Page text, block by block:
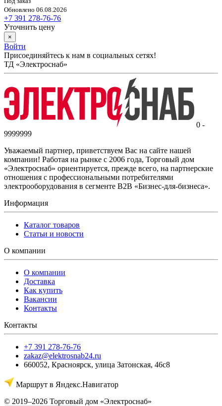
Обновлено 06.08.2026
+7 391 278-76-76
Уточнить цену
×
Войти
Присоединяйтесь к нам в социальных сетях!
ТД «Электроснаб»
0 -
9999999
Уважаемый партнер, приветствуем Вас на сайте нашей
компании! Работая на рынке с 2006 года, Торговый дом
«Электроснаб» ориентируется, прежде всего, на партнерские
отношения с профессиональными потребителями
электрооборудования в сегменте B2B «Бизнес-для-бизнеса».
Информация
Каталог товаров
Статьи и новости
О компании
О компании
Доставка
Как купить
Вакансии
Контакты
Контакты
+7 391 278-76-76
zakaz@elektrosnab24.ru
660052, Красноярск, улица Затонская, 46с8
Маршрут в Яндекс.Навигатор
© 2019–2026 Торговый дом «Электроснаб»